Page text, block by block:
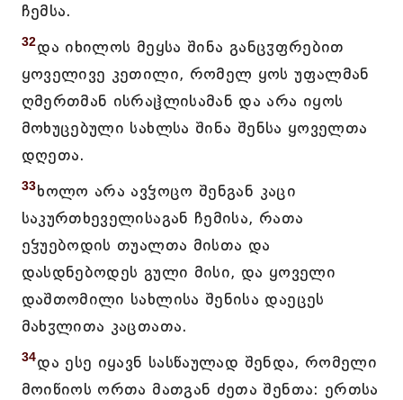
ჩემსა.
32და იხილოს მეყსა შინა განცჳფრებით
ყოველივე კეთილი, რომელ ყოს უფალმან
ღმერთმან ისრაჱლისამან და არა იყოს
მოხუცებული სახლსა შინა შენსა ყოველთა
დღეთა.
33ხოლო არა ავჴოცო შენგან კაცი
საკურთხეველისაგან ჩემისა, რათა
ეჴუებოდის თუალთა მისთა და
დასდნებოდეს გული მისი, და ყოველი
დაშთომილი სახლისა შენისა დაეცეს
მახჳლითა კაცთათა.
34და ესე იყავნ სასწაულად შენდა, რომელი
მოიწიოს ორთა მათგან ძეთა შენთა: ერთსა